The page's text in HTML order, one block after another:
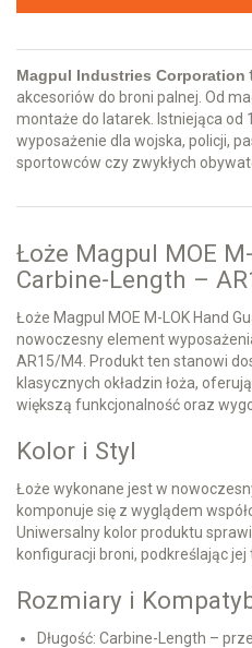
Magpul Industries Corporation
akcesoriów do broni palnej. Od
montaże do latarek. Istniejąca od
wyposażenie dla wojska, policji,
sportowców czy zwykłych
Łoże Magpul MOE
Carbine-Length –
Łoże Magpul MOE M-LOK Hand
nowoczesny element
AR15/M4. Produkt ten stanowi
klasycznych okładzin łoża,
większą funkcjonalność oraz
Kolor i Styl
Łoże wykonane jest w
komponuje się z wyglądem
Uniwersalny kolor produktu
konfiguracji broni, podkreślając
Rozmiary i
Długość: Carbine-Length –